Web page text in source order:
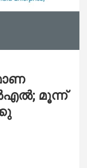
മൂന്ന്